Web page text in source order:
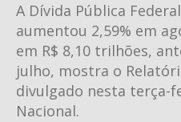
A Dívida Pública
aumentou 2,59% em
em R$ 8,10 trilhões,
julho, mostra o
divulgado nesta terça-
Nacional.